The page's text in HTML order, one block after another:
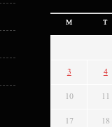
M T
3 4
10 11
17 18